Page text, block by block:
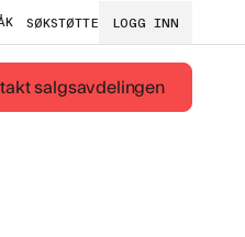
SØKSTØTTE LOGG INN
salgsavdelingen